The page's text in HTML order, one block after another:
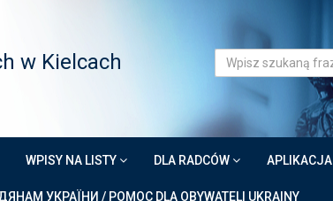
w Kielcach
WPISY NA LISTY DLA RADCÓW APLIKACJA
УКРАЇНИ / POMOC DLA OBYWATELI UKRAINY